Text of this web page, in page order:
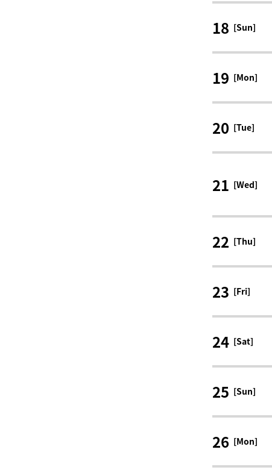
18 [Sun]
19 [Mon]
20 [Tue]
21 [Wed]
22 [Thu]
23 [Fri]
24 [Sat]
25 [Sun]
26 [Mon]